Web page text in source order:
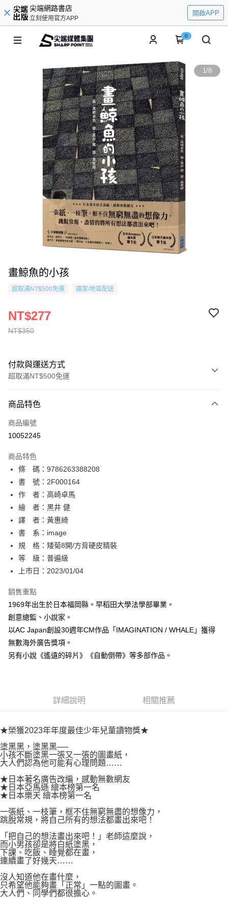
尖端網路書店
立刻使用官方APP
開啟APP
0
1/8
畫鯨魚的小孩
超取滿NT$500免運 國家/地區配送
NT$350
NT$277
付款與運送方式
超取滿NT$500免運
信用卡一次付款
超商取貨付款
相關說明
【關於「AFTEE先享後付」】
AFTEE先享後付是「在收到商品之後才付款」的支付方式。 讓您購物簡單
便利好安心！
１．簡單：不需註冊會員、不需綁卡、不需儲值。
２．便利：只要手機號碼，簡訊認證，即可結帳。
３．安心：先確認商品／服務後，再付款。
【「AFTEE先享後付」結帳流程】
１．於結帳方式選擇「AFTEE先享後付」後，將跳轉至「AFTEE先享後付」
結帳頁面，進行簡訊認證並確認金額後，即可完成結帳。
２．訂單成立數日內，您將收到繳費通知簡訊。
３．收到繳費通知簡訊後14天內，點擊此簡訊中的連結，可透過四大超商／
※ 請注意：結帳手續完成當下不需立刻繳費，但若您需要取消訂單，請聯絡
購買商品的店家。未經商家同意取消之訂單仍視為有效，需透過AFTEE先享
後付繳納相關費用。
※ 交易是否成功請以「AFTEE先享後付 」之結帳頁面顯示為準，若有關於
是否繳費成功／繳費後需取消欲退款等相關疑問，請聯繫「AFTEE先享後付
【注意事項】
https://aftee.tw/terms/#terms3
任。
時審查核予不同之上限額度；若仍有額度不足之情形，本公司將視審查結果
請求用戶進行身份認證。
５．嚴禁一人註冊多個帳號或使用他人資訊註冊。若發現惡意使用之情形，
恩沛科技股份有限公司將有權停止該用戶之使用額度並採取法律行動。
ATM付款
運送方式
全家取貨付款
每筆NT$80，滿NT$500(含以上)免運費
付款後全家取貨
每筆NT$80，滿NT$500(含以上)免運費
每筆NT$80，滿NT$500(含以上)免運費
付款後萊爾富取貨
每筆NT$80，滿NT$500(含以上)免運費
7-11取貨付款
每筆NT$80，滿NT$500(含以上)免運費
每筆NT$100，滿NT$800(含以上)免運費
國家/地區配送
商品特色
商品編號
10052245
商品特色
條 碼：9786263388208
書 號：2F000164
作 者：高崎卓馬
繪 者：黒井 健
譯 者：黃惠綺
書 系：image
規 格：矮菊8開/方背硬皮精裝
等 級：普遍級
上市日：2023/01/04
銷售重點
1969年出生於日本福岡縣。早稻田大學法學部畢業。
創意總監、小說家。
以AC Japan創設30週年CM作品「IMAGINATION / WHALE」獲得
無數海外廣告獎項。
另有小說《遙遠的碎片》《自動倒帶》等多部作品。
詳細說明 相關推薦
★榮獲2023年年度最佳少年兒童讀物獎★
塗黑黑，塗黑黑──
小孩不斷塗黑一張又一張的圖畫紙，
大人們認為他可能有心理問題……
★日本著名廣告改編，感動無數網友
★日本亞馬遜 繪本榜第一名
★日本樂天 繪本榜第一名
一張紙、一枝筆，框不住無窮無盡的想像力，
跳脫常規，將自己所有的想法都畫出來吧！
「把自己的想法畫出來吧！」老師這麼說，
而小男孩卻是將白紙塗黑，
下課、吃飯、睡覺都在畫，
連續畫了好幾天……
沒人知道他在畫什麼，
只希望他能夠畫「正常」一點的圖畫。
大人們、同學們都很擔心。